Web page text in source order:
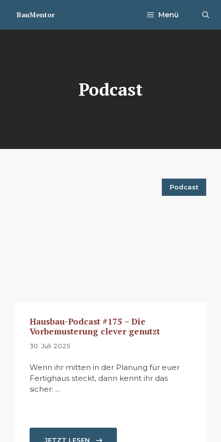
InhaltBauMentor Menü
Podcast
Podcast
Hausbau-Podcast #175 – Die
Vorbemusterung clever genutzt
30. Juli 2025
Wenn ihr mitten in der Planung für euer
Fertighaus steckt, dann kennt ihr das
sicher: ...
JETZT LESEN